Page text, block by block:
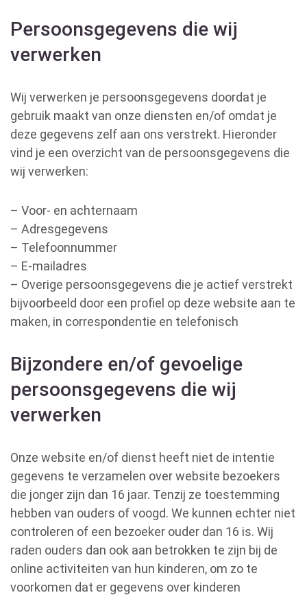
Persoonsgegevens die wij
verwerken
Wij verwerken je persoonsgegevens doordat je
gebruik maakt van onze diensten en/of omdat je
deze gegevens zelf aan ons verstrekt. Hieronder
vind je een overzicht van de persoonsgegevens die
wij verwerken:
– Voor- en achternaam
– Adresgegevens
– Telefoonnummer
– E-mailadres
– Overige persoonsgegevens die je actief verstrekt
bijvoorbeeld door een profiel op deze website aan te
maken, in correspondentie en telefonisch
Bijzondere en/of gevoelige
persoonsgegevens die wij
verwerken
Onze website en/of dienst heeft niet de intentie
gegevens te verzamelen over website bezoekers
die jonger zijn dan 16 jaar. Tenzij ze toestemming
hebben van ouders of voogd. We kunnen echter niet
controleren of een bezoeker ouder dan 16 is. Wij
raden ouders dan ook aan betrokken te zijn bij de
online activiteiten van hun kinderen, om zo te
voorkomen dat er gegevens over kinderen